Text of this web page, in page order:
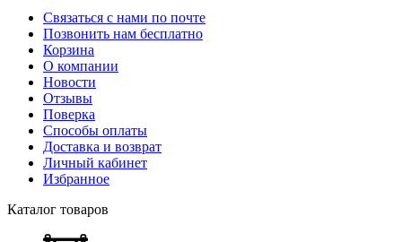
Связаться с нами по почте
Позвонить нам бесплатно
Корзина
О компании
Новости
Отзывы
Поверка
Способы оплаты
Доставка и возврат
Личный кабинет
Избранное
Каталог товаров